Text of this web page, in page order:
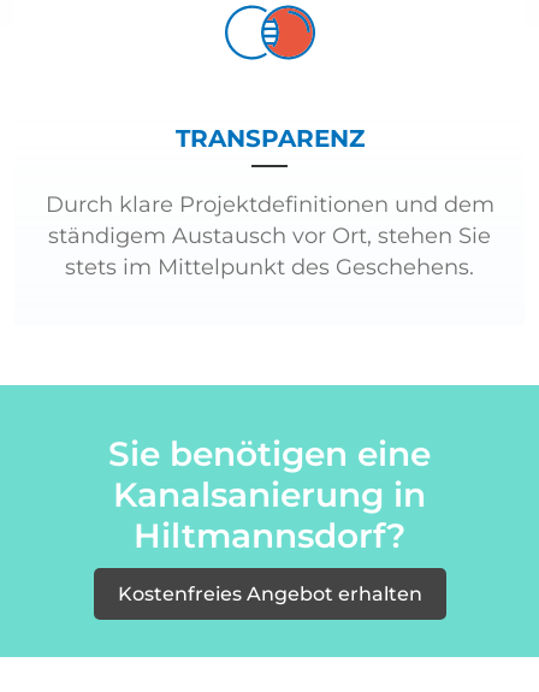
TRANSPARENZ
Durch klare Projektdefinitionen und dem
ständigem Austausch vor Ort, stehen Sie
stets im Mittelpunkt des Geschehens.
Sie benötigen eine
Kanalsanierung in
Hiltmannsdorf?
Kostenfreies Angebot erhalten